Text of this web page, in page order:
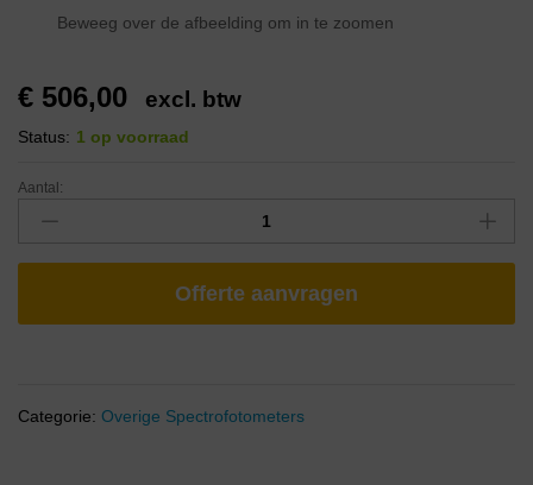
Beweeg over de afbeelding om in te zoomen
€ 506,00 excl. btw
Status: 1 op voorraad
Aantal:
Offerte aanvragen
Categorie: Overige Spectrofotometers